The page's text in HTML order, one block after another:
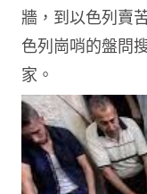
牆，到以色列賣
色列崗哨的盤問
家。